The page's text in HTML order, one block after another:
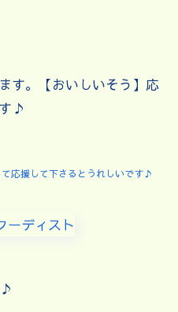
す。【おいしいそう】応
♪
応援して下さるとうれしいです♪